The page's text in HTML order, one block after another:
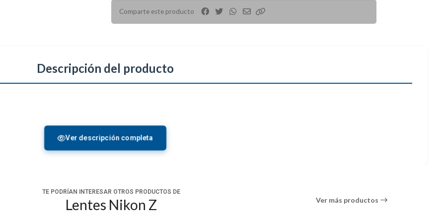
Comparte este producto
Descripción del producto
Ver descripción completa
TE PODRÍAN INTERESAR OTROS PRODUCTOS DE
Lentes Nikon Z Ver más productos